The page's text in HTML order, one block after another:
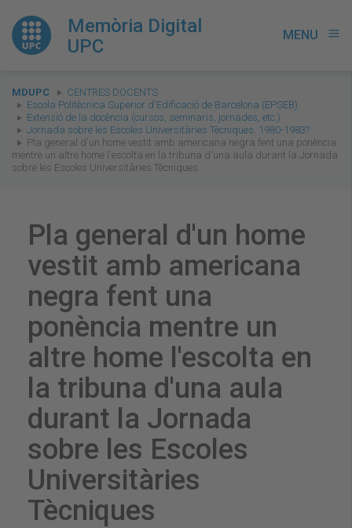
Memòria Digital
UPC
MENU menu
You
are
here:
MDUPC
CENTRES DOCENTS
Escola Politècnica Superior d'Edificació de Barcelona (EPSEB)
Extensió de la docència (cursos, seminaris, jornades, etc.)
Jornada sobre les Escoles Universitàries Tècniques. 1980-1983?
Pla general d'un home vestit amb americana negra fent una ponència
mentre un altre home l'escolta en la tribuna d'una aula durant la Jornada
sobre les Escoles Universitàries Tècniques
Pla general d'un home
vestit amb americana
negra fent una
ponència mentre un
altre home l'escolta en
la tribuna d'una aula
durant la Jornada
sobre les Escoles
Universitàries
Tècniques